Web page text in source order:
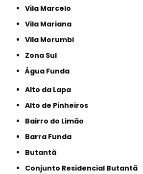
Vila Marcelo
Vila Mariana
Vila Morumbi
Zona Sul
Água Funda
Alto da Lapa
Alto de Pinheiros
Bairro do Limão
Barra Funda
Butantã
Conjunto Residencial Butantã